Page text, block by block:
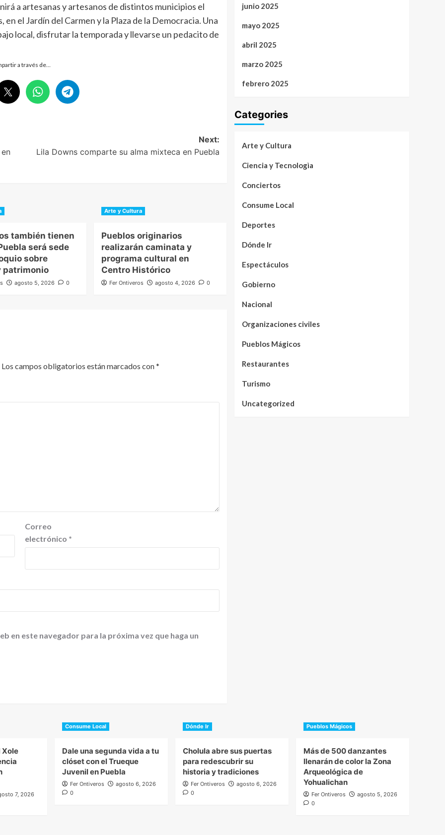
a artesanas y artesanos de distintos municipios el
el Jardín del Carmen y la Plaza de la Democracia. Una
local, disfrutar la temporada y llevarse un pedacito de
a través de…
Next:
Lila Downs comparte su alma mixteca en Puebla
también tienen
será sede
sobre
patrimonio
agosto 5, 2026 0
Arte y Cultura
Pueblos originarios
realizarán caminata y
programa cultural en
Centro Histórico
Fer Ontiveros agosto 4, 2026 0
Los campos obligatorios están marcados con*
Correo
electrónico *
en este navegador para la próxima vez que haga un
junio 2025
mayo 2025
abril 2025
marzo 2025
febrero 2025
Categories
Arte y Cultura
Ciencia y Tecnologìa
Conciertos
Consume Local
Deportes
Dónde Ir
Espectáculos
Gobierno
Nacional
Organizaciones civiles
Pueblos Mágicos
Restaurantes
Turismo
Uncategorized
Xole
7, 2026
Consume Local
Dale una segunda vida a tu
clóset con el Trueque
Juvenil en Puebla
Fer Ontiveros
agosto 6, 2026
0
Dónde Ir
Cholula abre sus puertas
para redescubrir su
historia y tradiciones
Fer Ontiveros
agosto 6, 2026
0
Pueblos Mágicos
Más de 500 danzantes
llenarán de color la Zona
Arqueológica de
Yohualichan
Fer Ontiveros
agosto 5, 2026
0